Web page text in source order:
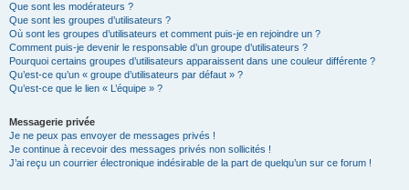
Que sont les modérateurs ?
Que sont les groupes d’utilisateurs ?
Où sont les groupes d’utilisateurs et comment puis-je en rejoindre un ?
Comment puis-je devenir le responsable d’un groupe d’utilisateurs ?
Pourquoi certains groupes d’utilisateurs apparaissent dans une couleur différente ?
Qu’est-ce qu’un « groupe d’utilisateurs par défaut » ?
Qu’est-ce que le lien « L’équipe » ?
Messagerie privée
Je ne peux pas envoyer de messages privés !
Je continue à recevoir des messages privés non sollicités !
J’ai reçu un courrier électronique indésirable de la part de quelqu’un sur ce forum !